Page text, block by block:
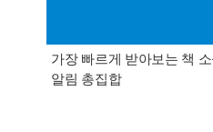
가장 빠르게 받아보는 책
알림 총집합